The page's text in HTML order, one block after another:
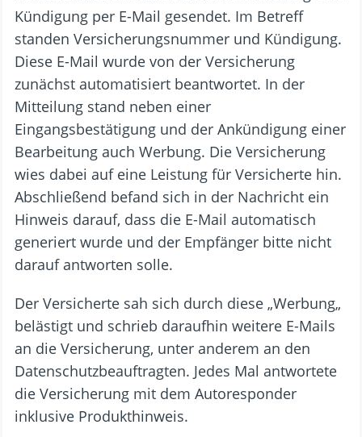
Kündigung per E-Mail gesendet. Im Betreff
standen Versicherungsnummer und Kündigung.
Diese E-Mail wurde von der Versicherung
zunächst automatisiert beantwortet. In der
Mitteilung stand neben einer
Eingangsbestätigung und der Ankündigung einer
Bearbeitung auch Werbung. Die Versicherung
wies dabei auf eine Leistung für Versicherte hin.
Abschließend befand sich in der Nachricht ein
Hinweis darauf, dass die E-Mail automatisch
generiert wurde und der Empfänger bitte nicht
darauf antworten solle.
Der Versicherte sah sich durch diese „Werbung„
belästigt und schrieb daraufhin weitere E-Mails
an die Versicherung, unter anderem an den
Datenschutzbeauftragten. Jedes Mal antwortete
die Versicherung mit dem Autoresponder
inklusive Produkthinweis.